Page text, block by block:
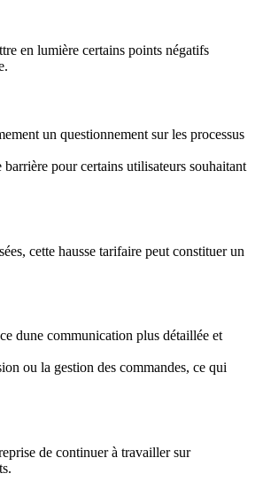
en lumière certains points négatifs
un questionnement sur les processus
pour certains utilisateurs souhaitant
cette hausse tarifaire peut constituer un
dune communication plus détaillée et
ou la gestion des commandes, ce qui
de continuer à travailler sur